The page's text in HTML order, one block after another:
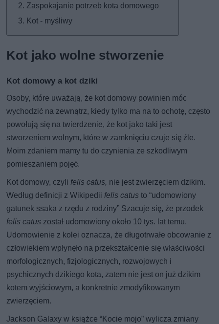
Zaspokajanie potrzeb kota domowego
Kot - myśliwy
Kot jako wolne stworzenie
Kot domowy a kot dziki
Osoby, które uważają, że kot domowy powinien móc
wychodzić na zewnątrz, kiedy tylko ma na to ochotę, często
powołują się na twierdzenie, że kot jako taki jest
stworzeniem wolnym, które w zamknięciu czuje się źle.
Moim zdaniem mamy tu do czynienia ze szkodliwym
pomieszaniem pojęć.
Kot domowy, czyli felis catus, nie jest zwierzęciem dzikim.
Według definicji z Wikipedii felis catusto “udomowiony
gatunek ssaka z rzędu z rodziny” Szacuje się, że przodek
felis catus został udomowiony około 10 tys. lat temu.
Udomowienie z kolei oznacza, że długotrwałe obcowanie z
człowiekiem wpłynęło na przekształcenie się właściwości
morfologicznych, fizjologicznych, rozwojowych i
psychicznych dzikiego kota, zatem nie jest on już dzikim
kotem wyjściowym, a konkretnie zmodyfikowanym
zwierzęciem.
Jackson Galaxy w książce “Kocie mojo” wylicza zmiany